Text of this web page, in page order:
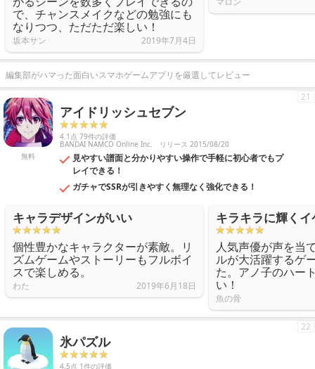
で、チャンスメイクなどの勉強にも
なりつつ、ただただ楽しい！
坂本サン 2019年7月4日
編集部がハマった面白いスマホゲームアプリを厳選してレビュー
無料
アイドリッシュセブン
4.1点 79件の評価
BANDAI NAMCO Online Inc. リリース 2015/08/20
見やすい譜面と分かりやすい操作で手軽に初心者でもプ
レイできる！
ガチャでSSRが引きやすく無理なく強化できる！
21
キャラデザインがいい
個性豊かなキャラクターが素敵。リ
ズムゲームやストーリーもフルボイ
スで楽しめる。
わた 2019年6月18日
キラキラに輝く
人気声優が声を当
ルが大活躍するゲ
た。アノ子のハー
い！
魚の骨
氷パズル
4.5点 1件の評価
22